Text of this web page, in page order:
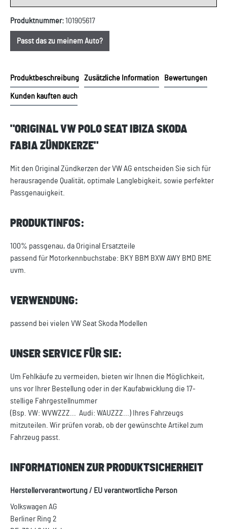
Produktnummer:101905617
Passt das zu meinem Auto?
Produktbeschreibung Zusätzliche Information Bewertungen
Kunden kauften auch
"ORIGINAL VW POLO SEAT IBIZA SKODA
FABIA ZÜNDKERZE"
Mit den Original Zündkerzen der VW AG entscheiden Sie sich für
herausragende Qualität, optimale Langlebigkeit, sowie perfekter
Passgenauigkeit.
PRODUKTINFOS:
100% passgenau, da Original Ersatzteile
passend für Motorkennbuchstabe: BKY BBM BXW AWY BMD BME
uvm.
VERWENDUNG:
passend bei vielen VW Seat Skoda Modellen
UNSER SERVICE FÜR SIE:
Um Fehlkäufe zu vermeiden, bieten wir Ihnen die Möglichkeit,
uns vor Ihrer Bestellung oder in der Kaufabwicklung die 17-
stellige Fahrgestellnummer
(Bsp. VW: WVWZZZ... Audi: WAUZZZ...) Ihres Fahrzeugs
mitzuteilen. Wir prüfen vorab, ob der gewünschte Artikel zum
Fahrzeug passt.
INFORMATIONEN ZUR PRODUKTSICHERHEIT
Herstellerverantwortung / EU verantwortliche Person
Volkswagen AG
Berliner Ring 2